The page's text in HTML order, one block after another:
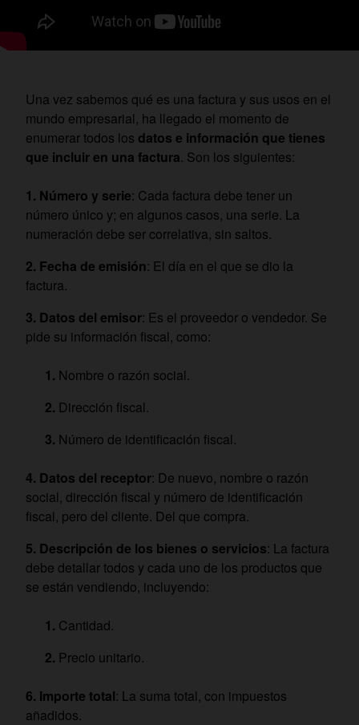
Una vez sabemos qué es una factura y sus usos en el
mundo empresarial, ha llegado el momento de
enumerar todos los datos e información que tienes
que incluir en una factura. Son los siguientes:
Número y serie: Cada factura debe tener un
número único y; en algunos casos, una serie. La
numeración debe ser correlativa, sin saltos.
Fecha de emisión: El día en el que se dio la
factura.
Datos del emisor: Es el proveedor o vendedor. Se
pide su información fiscal, como:
Nombre o razón social.
Dirección fiscal.
Número de identificación fiscal.
Datos del receptor: De nuevo, nombre o razón
social, dirección fiscal y número de identificación
fiscal, pero del cliente. Del que compra.
Descripción de los bienes o servicios: La factura
debe detallar todos y cada uno de los productos que
se están vendiendo, incluyendo:
Cantidad.
Precio unitario.
Importe total: La suma total, con impuestos
añadidos.